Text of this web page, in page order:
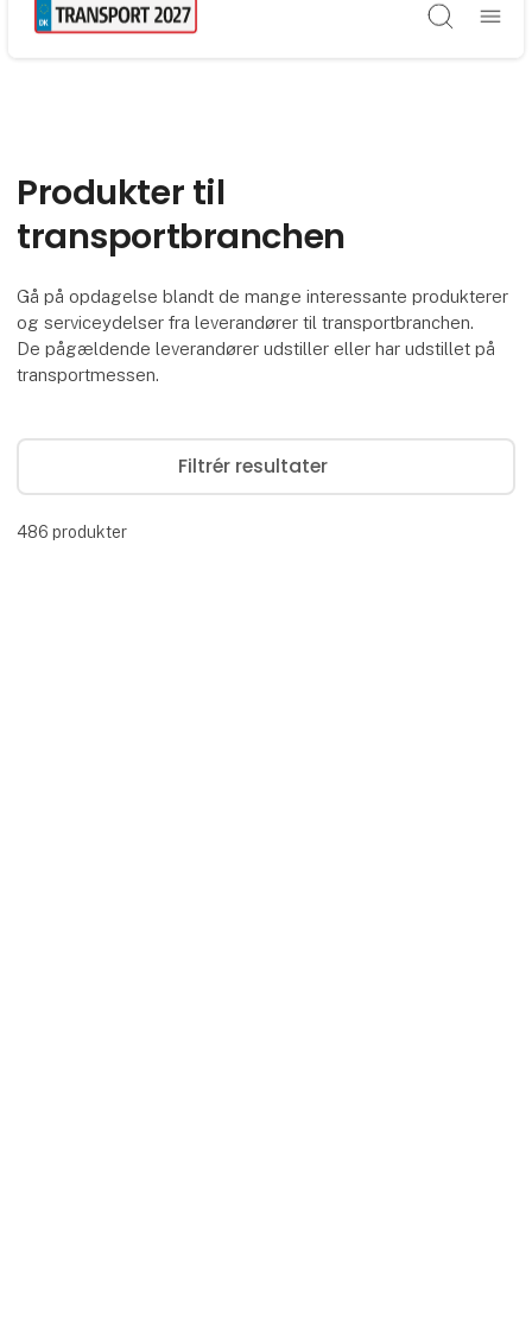
Produkter til
transportbranchen
Gå på opdagelse blandt de mange interessante produkterer
og serviceydelser fra leverandører til transportbranchen.
De pågældende leverandører udstiller eller har udstillet på
transportmessen.
Filtrér resultater
486 produkter